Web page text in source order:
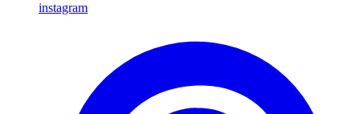
instagram